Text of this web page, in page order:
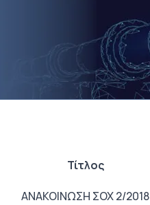
Τίτλος
ΑΝΑΚΟΙΝΩΣΗ ΣΟΧ 2/2018